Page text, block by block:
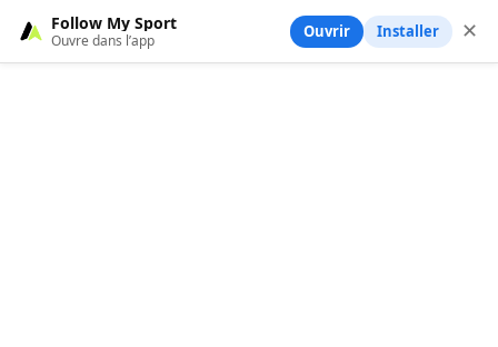
Follow My Sport
Ouvre dans l’app Ouvrir Installer ✕